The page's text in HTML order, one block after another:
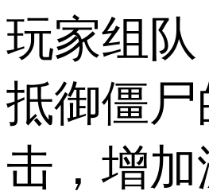
玩家组队
抵御僵尸
击，增加